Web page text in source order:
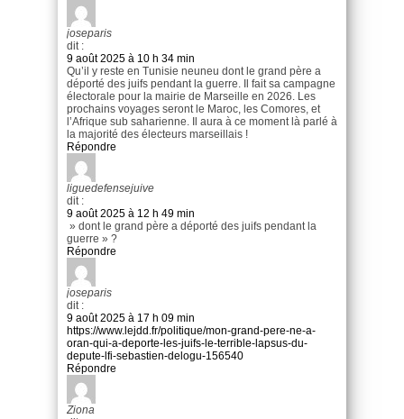
joseparis
dit :
9 août 2025 à 10 h 34 min
Qu’il y reste en Tunisie neuneu dont le grand père a
déporté des juifs pendant la guerre. Il fait sa campagne
électorale pour la mairie de Marseille en 2026. Les
prochains voyages seront le Maroc, les Comores, et
l’Afrique sub saharienne. Il aura à ce moment là parlé à
la majorité des électeurs marseillais !
Répondre
liguedefensejuive
dit :
9 août 2025 à 12 h 49 min
» dont le grand père a déporté des juifs pendant la
guerre » ?
Répondre
joseparis
dit :
9 août 2025 à 17 h 09 min
https://www.lejdd.fr/politique/mon-grand-pere-ne-a-
oran-qui-a-deporte-les-juifs-le-terrible-lapsus-du-
depute-lfi-sebastien-delogu-156540
Répondre
Ziona